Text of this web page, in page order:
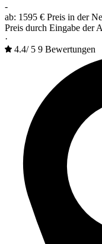
-
ab: 1595 € Preis in der
Preis durch Eingabe der
·
4.4/ 5 9 Bewertungen